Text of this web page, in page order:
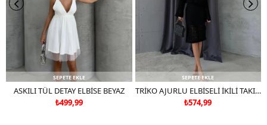
SEPETE EKLE
ASKILI TÜL DETAY ELBİSE BEYAZ
₺499,99
SEPETE EKLE
TRİKO AJURLU ELBİSELİ İKİLİ TAKIM SİYAH
₺574,99